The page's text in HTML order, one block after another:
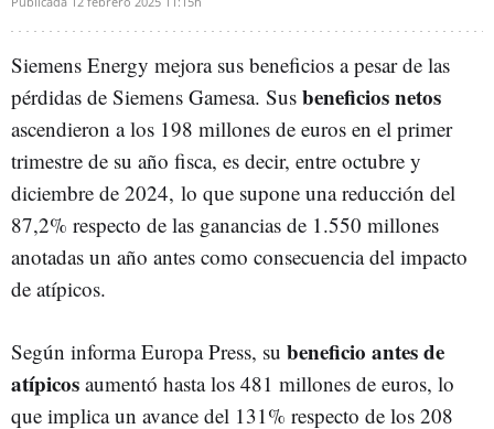
Siemens Energy mejora sus beneficios a pesar de las
pérdidas de Siemens Gamesa. Sus beneficios netos
ascendieron a los 198 millones de euros en el primer
trimestre de su año fisca, es decir, entre octubre y
diciembre de 2024, lo que supone una reducción del
87,2% respecto de las ganancias de 1.550 millones
anotadas un año antes como consecuencia del impacto
de atípicos.
Según informa Europa Press, su beneficio antes de
atípicos aumentó hasta los 481 millones de euros, lo
que implica un avance del 131% respecto de los 208